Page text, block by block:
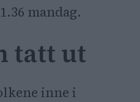
mandag.
tatt ut
inne i